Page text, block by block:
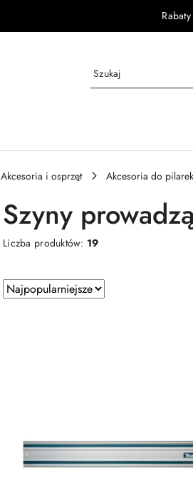
Akcesoria i osprzęt Akcesoria do
Szyny
Liczba produktów: 19
Zastosowano
sortowanie:
Sortuj
według